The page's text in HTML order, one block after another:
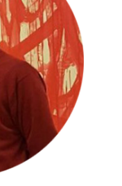
Brasileiros
Maira Mesquita
faceta menos
explica.